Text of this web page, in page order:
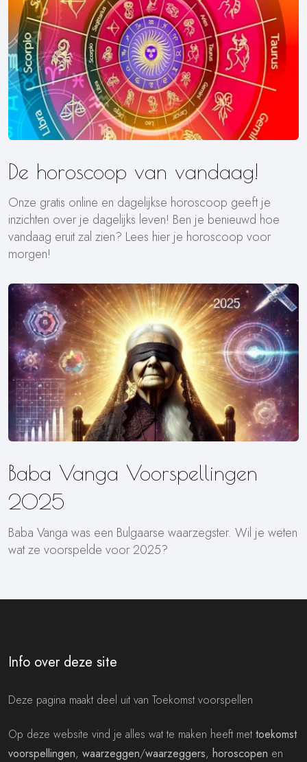
De horoscoop van vandaag!
Onze gratis online en dagelijkse horoscoop geeft je
inzichten over je dagelijks leven! Ben je benieuwd hoe
vandaag eruit zal zien? Lees hier je horoscoop voor
morgen!
Baba Vanga Voorspellingen
2025
Baba Vanga was een Bulgaarse waarzegster. Wil je weten
wat ze voorspelde voor 2025?
Info over deze site
Deze pagina maakt deel uit van Toekomst voorspellen
Op deze website vind je alles wat te maken heeft met toekomst
voorspellingen, waarzeggen/waarzeggers, horoscopen en